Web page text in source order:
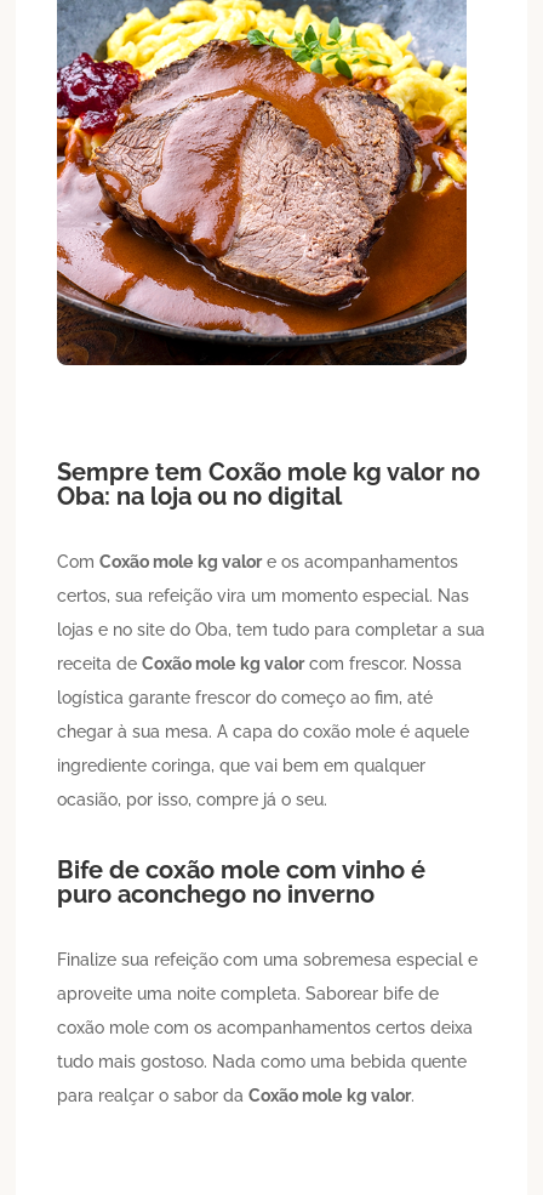
Sempre temCoxão mole kg valor no
Oba: na loja ou no digital
ComCoxão mole kg valore os acompanhamentos
certos, sua refeição vira um momento especial. Nas
lojas e no site do Oba, tem tudo para completar a sua
receita deCoxão mole kg valorcom frescor. Nossa
logística garante frescor do começo ao fim, até
chegar à sua mesa. A capa do coxão mole é aquele
ingrediente coringa, que vai bem em qualquer
ocasião, por isso, compre já o seu.
Bife de coxão mole com vinho é
puro aconchego no inverno
Finalize sua refeição com uma sobremesa especial e
aproveite uma noite completa. Saborear bife de
coxão mole com os acompanhamentos certos deixa
tudo mais gostoso. Nada como uma bebida quente
para realçar o sabor daCoxão mole kg valor.